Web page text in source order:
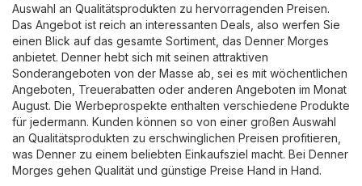
Auswahl an Qualitätsprodukten zu hervorragenden Preisen.
Das Angebot ist reich an interessanten Deals, also werfen Sie
einen Blick auf das gesamte Sortiment, das Denner Morges
anbietet. Denner hebt sich mit seinen attraktiven
Sonderangeboten von der Masse ab, sei es mit wöchentlichen
Angeboten, Treuerabatten oder anderen Angeboten im Monat
August. Die Werbeprospekte enthalten verschiedene Produkte
für jedermann. Kunden können so von einer großen Auswahl
an Qualitätsprodukten zu erschwinglichen Preisen profitieren,
was Denner zu einem beliebten Einkaufsziel macht. Bei Denner
Morges gehen Qualität und günstige Preise Hand in Hand.